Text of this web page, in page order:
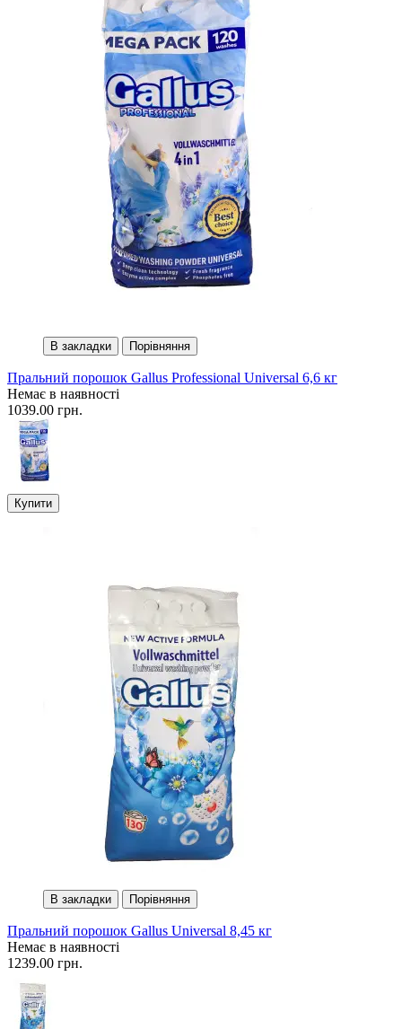
В закладки Порівняння
Пральний порошок Gallus Professional Universal 6,6 кг
Немає в наявності
1039.00 грн.
Купити
В закладки Порівняння
Пральний порошок Gallus Universal 8,45 кг
Немає в наявності
1239.00 грн.